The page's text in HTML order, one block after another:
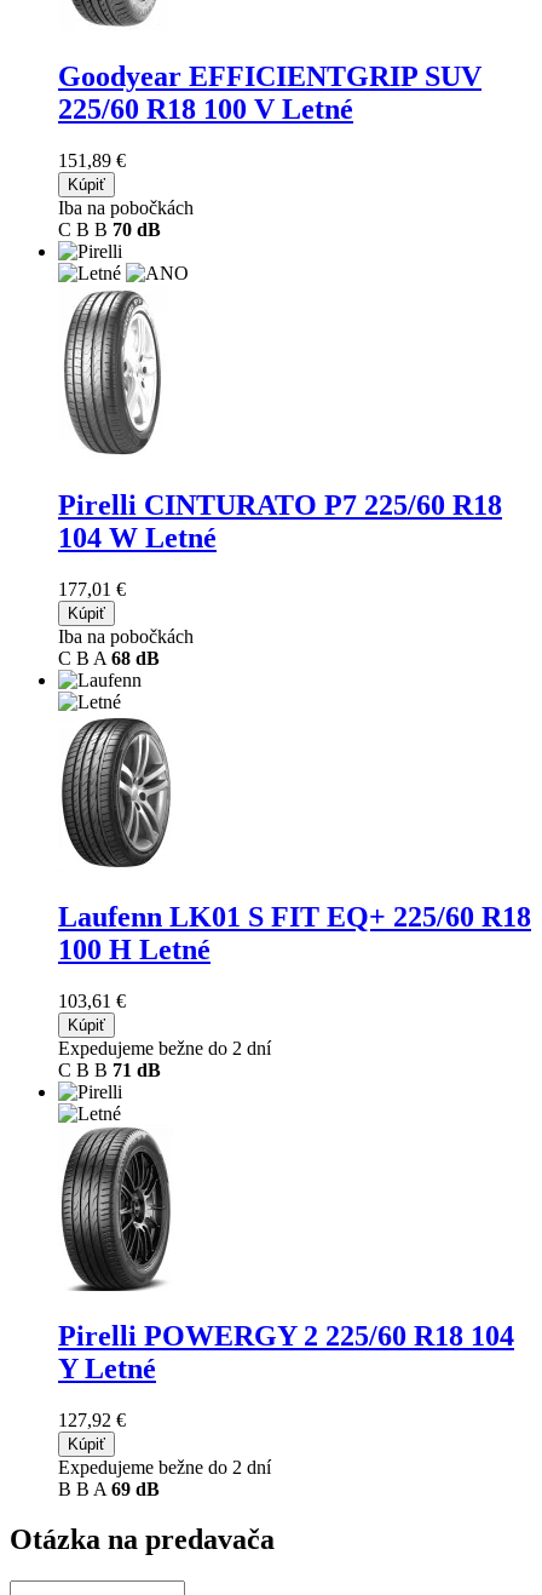
Goodyear EFFICIENTGRIP SUV
225/60 R18 100 V Letné
151,89 €
Kúpiť
Iba na pobočkách
C B B 70 dB
Pirelli CINTURATO P7 225/60 R18
104 W Letné
177,01 €
Kúpiť
Iba na pobočkách
C B A 68 dB
Laufenn LK01 S FIT EQ+ 225/60 R18
100 H Letné
103,61 €
Kúpiť
Expedujeme bežne do 2 dní
C B B 71 dB
Pirelli POWERGY 2 225/60 R18 104
Y Letné
127,92 €
Kúpiť
Expedujeme bežne do 2 dní
B B A 69 dB
Otázka na predavača